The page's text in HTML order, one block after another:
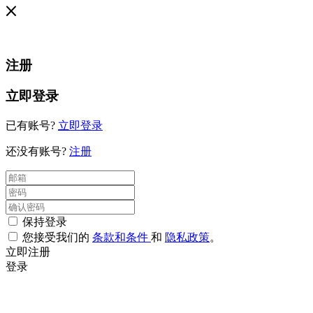
注册
立即登录
已有账号? 立即登录
还没有账号? 注册
保持登录
您接受我们的 条款和条件 和 隐私政策。
立即注册
登录